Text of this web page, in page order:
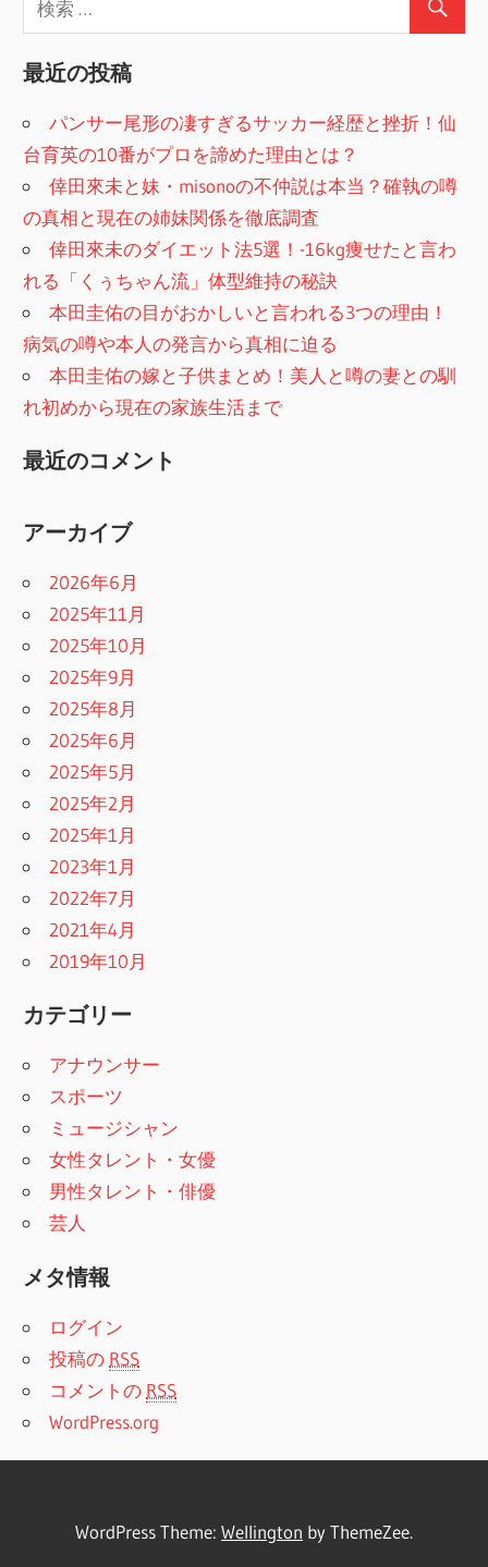
最近の投稿
パンサー尾形の凄すぎるサッカー経歴と挫折！仙
台育英の10番がプロを諦めた理由とは？
倖田來未と妹・misonoの不仲説は本当？確執の噂
の真相と現在の姉妹関係を徹底調査
倖田來未のダイエット法5選！-16kg痩せたと言わ
れる「くぅちゃん流」体型維持の秘訣
本田圭佑の目がおかしいと言われる3つの理由！
病気の噂や本人の発言から真相に迫る
本田圭佑の嫁と子供まとめ！美人と噂の妻との馴
れ初めから現在の家族生活まで
最近のコメント
アーカイブ
2026年6月
2025年11月
2025年10月
2025年9月
2025年8月
2025年6月
2025年5月
2025年2月
2025年1月
2023年1月
2022年7月
2021年4月
2019年10月
カテゴリー
アナウンサー
スポーツ
ミュージシャン
女性タレント・女優
男性タレント・俳優
芸人
メタ情報
ログイン
投稿の RSS
コメントの RSS
WordPress.org
WordPress Theme: Wellington by ThemeZee.